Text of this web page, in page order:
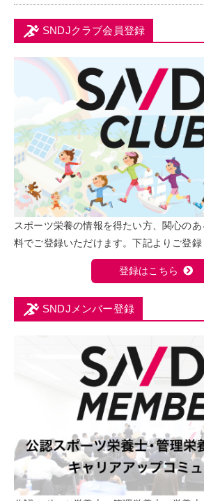
SNDJクラブ会員登録
スポーツ栄養の情報を得たい方、関心の
料でご登録いただけます。下記よりご登録
登録はこちら
SNDJメンバー登録